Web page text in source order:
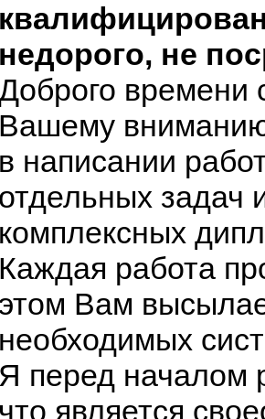
недорого, не
времени
Вашему
в написании
отдельных задач
комплексных
Каждая работа
этом Вам
необходимых
Я перед началом
что является